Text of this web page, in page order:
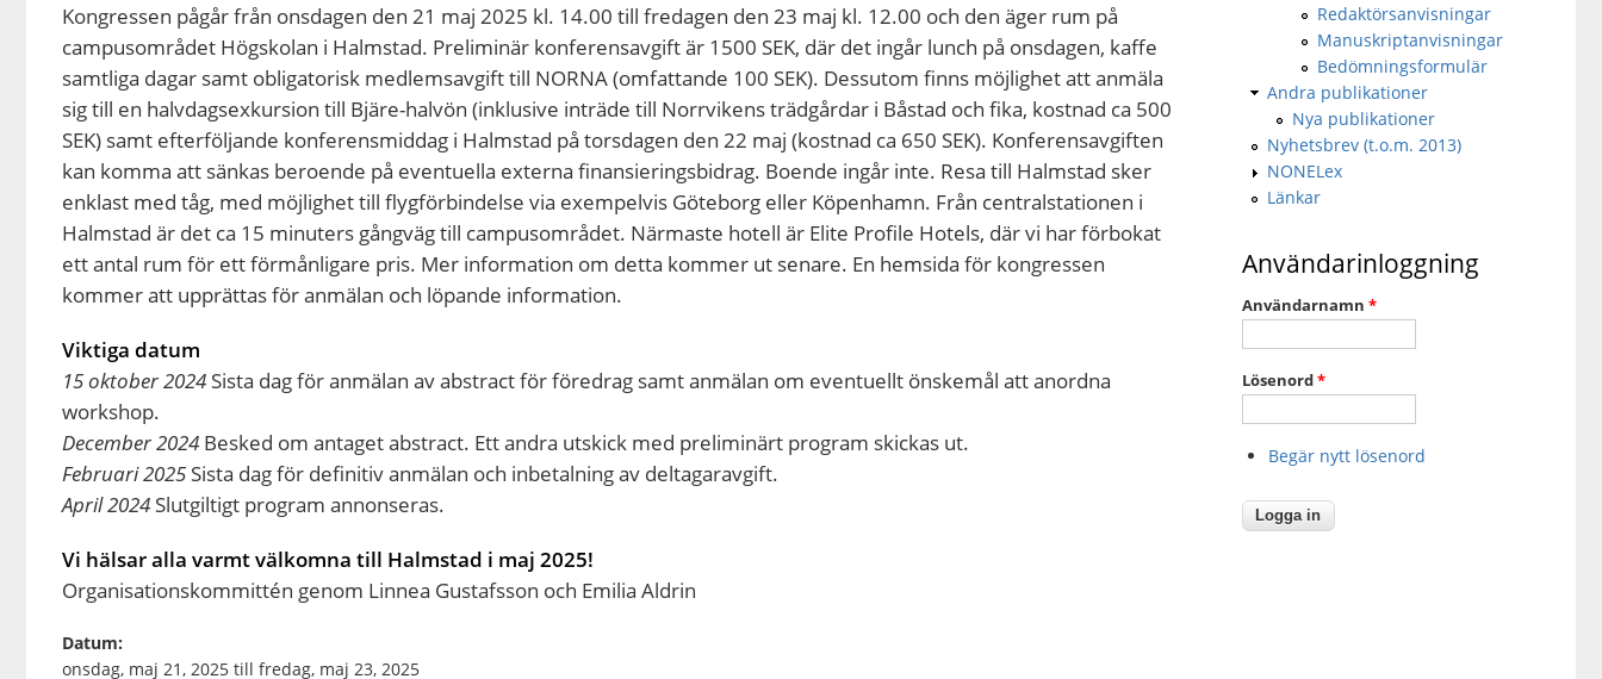
Kongressen pågår från onsdagen den 21 maj 2025 kl. 14.00 till fredagen den 23 maj kl. 12.00 och den äger rum på
campusområdet Högskolan i Halmstad. Preliminär konferensavgift är 1500 SEK, där det ingår lunch på onsdagen, kaffe
samtliga dagar samt obligatorisk medlemsavgift till NORNA (omfattande 100 SEK). Dessutom finns möjlighet att anmäla
sig till en halvdagsexkursion till Bjäre-halvön (inklusive inträde till Norrvikens trädgårdar i Båstad och fika, kostnad ca 500
SEK) samt efterföljande konferensmiddag i Halmstad på torsdagen den 22 maj (kostnad ca 650 SEK). Konferensavgiften
kan komma att sänkas beroende på eventuella externa finansieringsbidrag. Boende ingår inte. Resa till Halmstad sker
enklast med tåg, med möjlighet till flygförbindelse via exempelvis Göteborg eller Köpenhamn. Från centralstationen i
Halmstad är det ca 15 minuters gångväg till campusområdet. Närmaste hotell är Elite Profile Hotels, där vi har förbokat
ett antal rum för ett förmånligare pris. Mer information om detta kommer ut senare. En hemsida för kongressen
kommer att upprättas för anmälan och löpande information.
Viktiga datum
15 oktober 2024 Sista dag för anmälan av abstract för föredrag samt anmälan om eventuellt önskemål att anordna
workshop.
December 2024 Besked om antaget abstract. Ett andra utskick med preliminärt program skickas ut.
Februari 2025 Sista dag för definitiv anmälan och inbetalning av deltagaravgift.
April 2024 Slutgiltigt program annonseras.
Vi hälsar alla varmt välkomna till Halmstad i maj 2025!
Organisationskommittén genom Linnea Gustafsson och Emilia Aldrin
Datum:
onsdag, maj 21, 2025 till fredag, maj 23, 2025
Redaktörsanvisningar
Manuskriptanvisningar
Bedömningsformulär
Andra publikationer
Nya publikationer
Nyhetsbrev (t.o.m. 2013)
NONELex
Länkar
Användarinloggning
Användarnamn *
Lösenord*
Begär nytt lösenord